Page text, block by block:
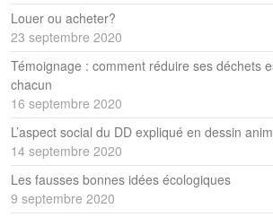
Louer ou acheter?
23 septembre 2020
Témoignage : comment réduire ses déchets
chacun
16 septembre 2020
L’aspect social du DD expliqué en dessin
14 septembre 2020
Les fausses bonnes idées écologiques
9 septembre 2020